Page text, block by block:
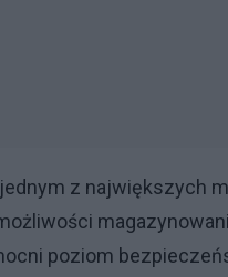
z największych
poziom